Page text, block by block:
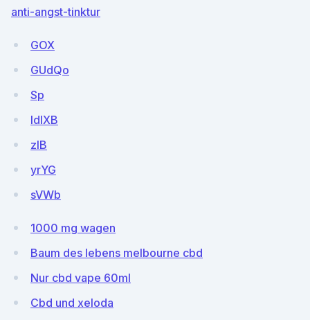
anti-angst-tinktur
GOX
GUdQo
Sp
IdIXB
zIB
yrYG
sVWb
1000 mg wagen
Baum des lebens melbourne cbd
Nur cbd vape 60ml
Cbd und xeloda